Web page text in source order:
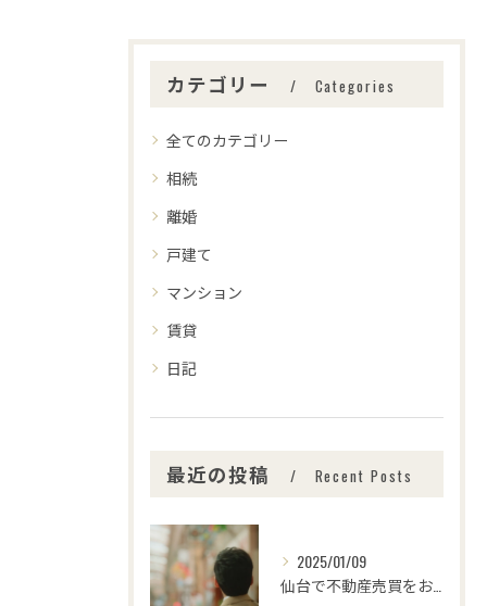
カテゴリー Categories
全てのカテゴリー
相続
離婚
戸建て
マンション
賃貸
日記
最近の投稿 Recent Posts
2025/01/09